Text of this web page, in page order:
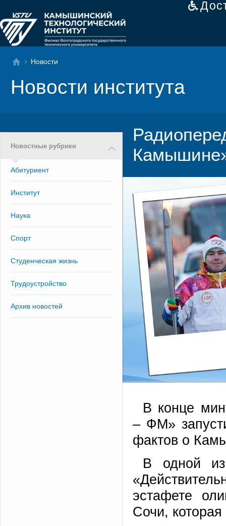
Новости
Новости института
Новостные рубрики
Абитуриент
Институт
Наука
Спорт
Студенческая жизнь
Трудоустройство
Архив новостей
В конце
– ФМ»
фактов о
В одной
эстафете
Сочи,